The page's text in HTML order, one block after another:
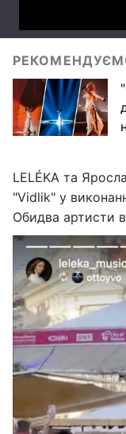
LELÉKA та
"Vidlik" у
Обидва артисти